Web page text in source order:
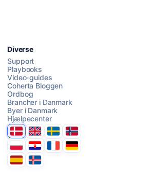
Chat with us
Diverse
Support
Playbooks
Video-guides
Coherta Bloggen
Ordbog
Brancher i Danmark
Byer i Danmark
Hjælpecenter
DanmarkUnited Kingdom
SverigeNorge
PolskaHrvatskaFranceDeutschland
EspanaÍsland